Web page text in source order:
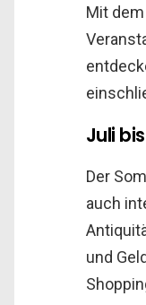
Mit
Juli
Der
auch
und